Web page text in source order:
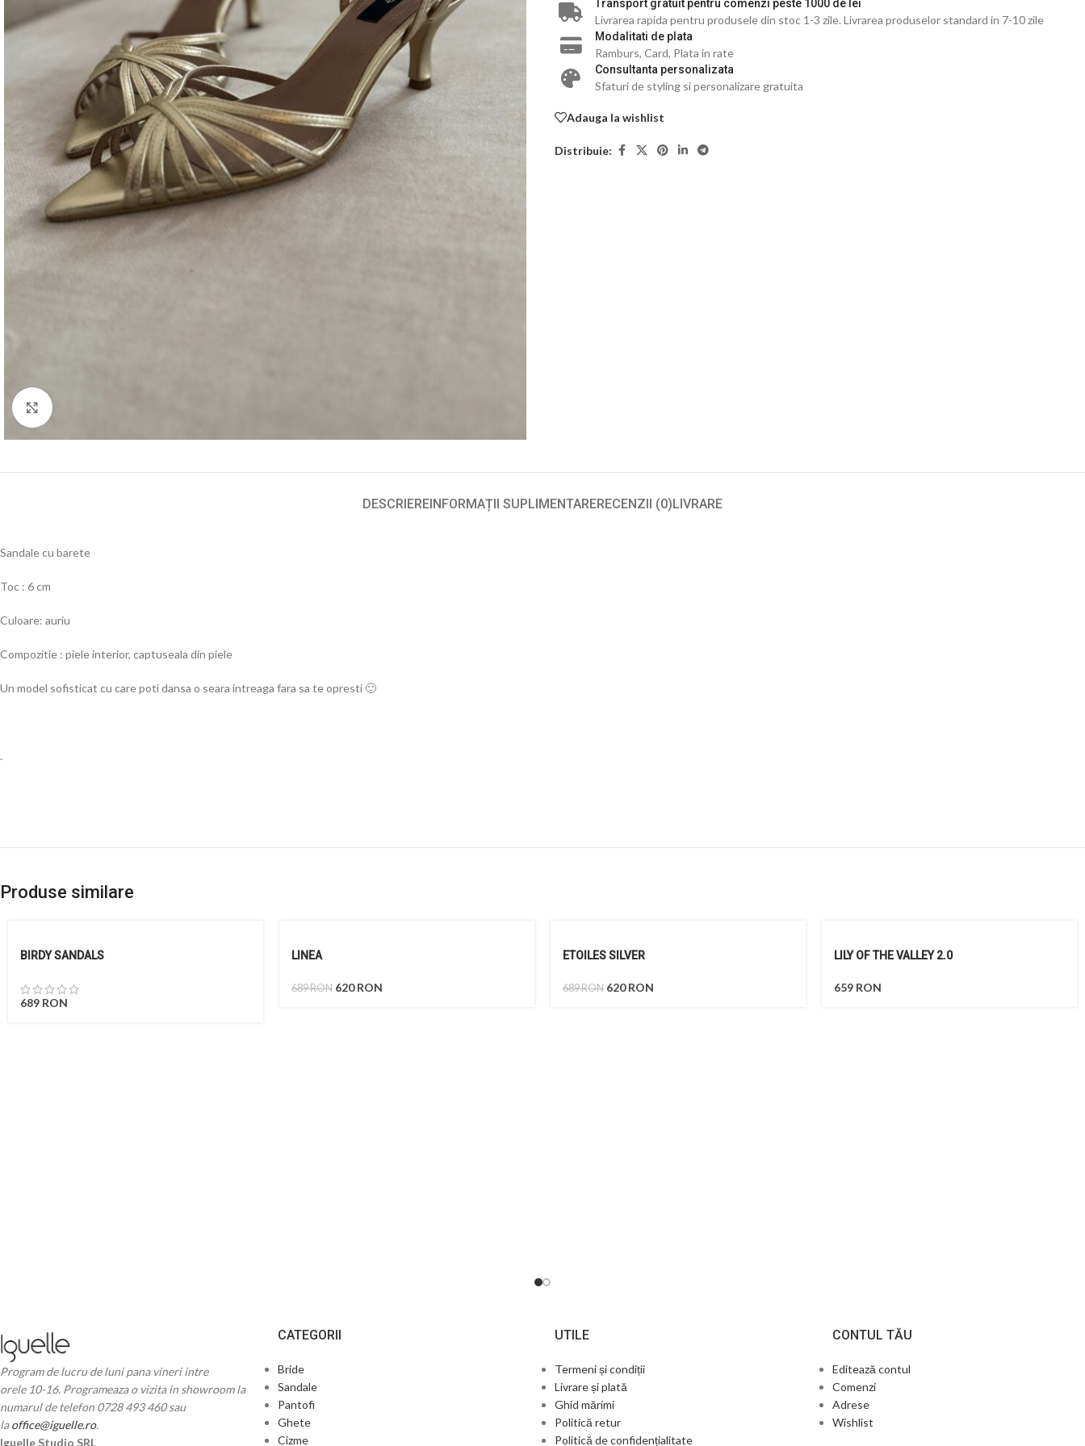
Transport gratuit pentru comenzi peste 1000 de lei
Livrarea rapida pentru produsele din stoc 1-3 zile. Livrarea produselor standard in 7-10 zile
Modalitati de plata
Ramburs, Card, Plata in rate
Consultanta personalizata
Sfaturi de styling si personalizare gratuita
Adauga la wishlist
Distribuie:
DESCRIERE INFORMAȚII SUPLIMENTARERECENZII (0) LIVRARE
Sandale cu barete
Toc : 6 cm
Culoare: auriu
Compozitie : piele interior, captuseala din piele
Un model sofisticat cu care poti dansa o seara intreaga fara sa te opresti 🙂
.
Produse similare
BIRDY SANDALS
689 RON
LINEA
689RON 620RON
ETOILES SILVER
689RON 620RON
LILY OF THE VALLEY 2.0
659 RON
Program de lucru de luni pana vineri intre
orele 10-16. Programeaza o vizita in showroom la
numarul de telefon 0728 493 460 sau
laoffice@iguelle.ro.
Iguelle Studio SRL
CATEGORII
Bride
Sandale
Pantofi
Ghete
Cizme
UTILE
Termeni și condiții
Livrare și plată
Ghid mărimi
Politică retur
Politică de confidențialitate
CONTUL TĂU
Editează contul
Comenzi
Adrese
Wishlist